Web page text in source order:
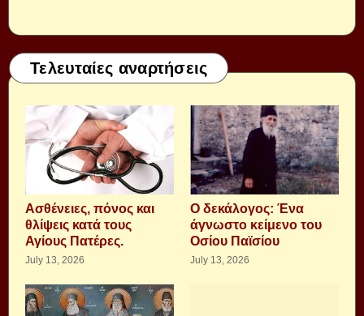
Τελευταίες αναρτήσεις
Aσθένειες, πόνος και
θλίψεις κατά τους
Αγίους Πατέρες.
July 13, 2026
Ο δεκάλογος: Ένα
άγνωστο κείμενο του
Οσίου Παϊσίου
July 13, 2026